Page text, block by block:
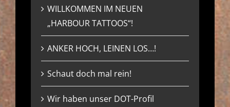
WILLKOMMEN IM NEUEN
„HARBOUR TATTOOS“!
ANKER HOCH, LEINEN LOS…!
Schaut doch mal rein!
Wir haben unser DOT-Profil